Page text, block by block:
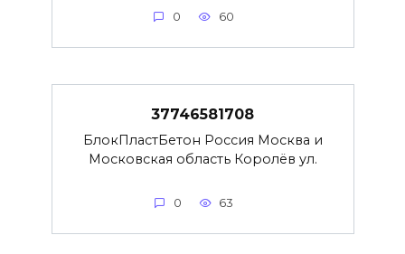
0 60
37746581708
БлокПластБетон Россия Москва и
Московская область Королёв ул.
0 63